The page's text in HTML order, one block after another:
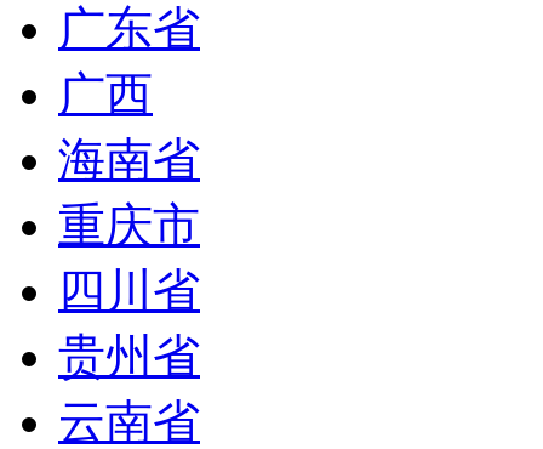
广东省
广西
海南省
重庆市
四川省
贵州省
云南省